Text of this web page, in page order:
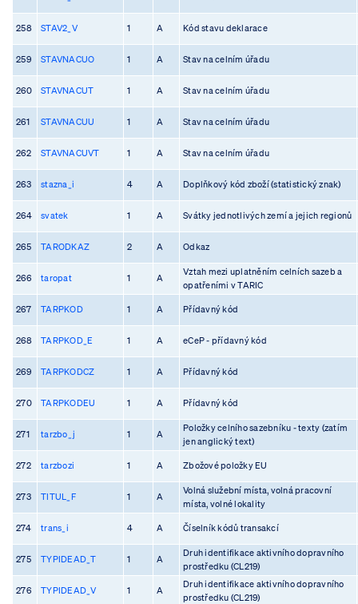
258 STAV2_V 1 A Kód stavu deklarace
259 STAVNACUO 1 A Stav na celním úřadu
260 STAVNACUT 1 A Stav na celním úřadu
261 STAVNACUU 1 A Stav na celním úřadu
262 STAVNACUVT 1 A Stav na celním úřadu
263 stazna_i 4 A Doplňkový kód zboží (statistický znak)
264 svatek 1 A Svátky jednotlivých zemí a jejich regionů
265 TARODKAZ 2 A Odkaz
266 taropat 1 A
Vztah mezi uplatněním celních sazeb a
opatřeními v TARIC
267 TARPKOD 1 A Přídavný kód
268 TARPKOD_E 1 A eCeP - přídavný kód
269 TARPKODCZ 1 A Přídavný kód
270 TARPKODEU 1 A Přídavný kód
271 tarzbo_j 1 A
Položky celního sazebníku - texty (zatím
jen anglický text)
272 tarzbozi 1 A Zbožové položky EU
273 TITUL_F 1 A
Volná služební místa, volná pracovní
místa, volné lokality
274 trans_i 4 A Číselník kódů transakcí
275 TYPIDEAD_T 1 A
Druh identifikace aktivního dopravního
prostředku (CL219)
276 TYPIDEAD_V 1 A
Druh identifikace aktivního dopravního
prostředku (CL219)